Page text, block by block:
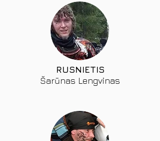
RUSNIETIS
Šarūnas Lengvinas